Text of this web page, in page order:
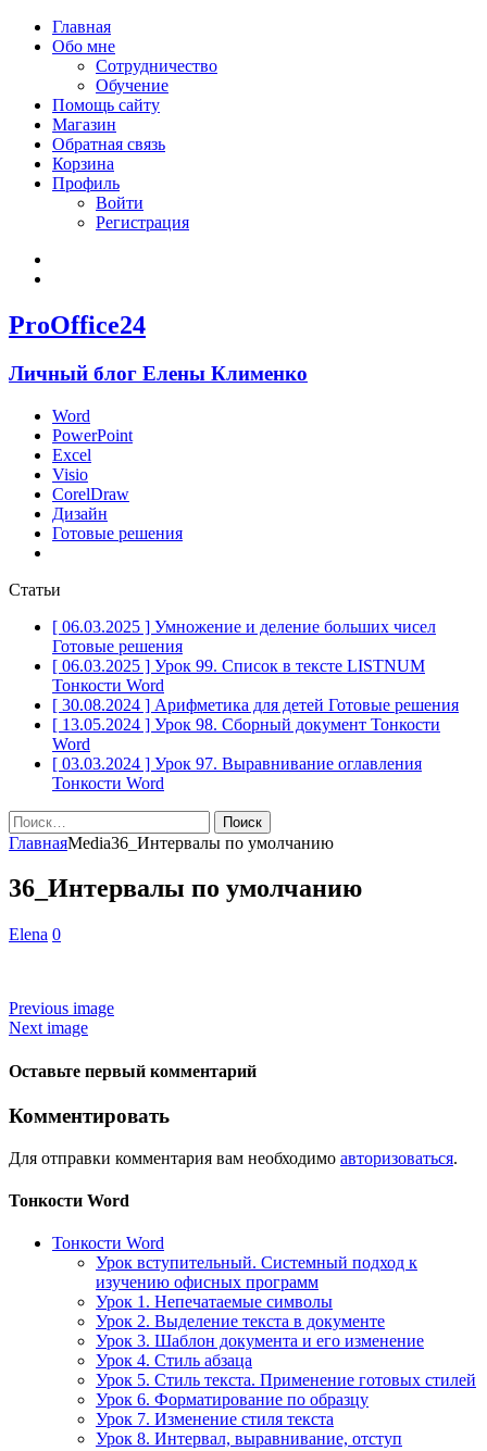
Главная
Обо мне
Сотрудничество
Обучение
Помощь сайту
Магазин
Обратная связь
Корзина
Профиль
Войти
Регистрация
ProOffice24
Личный блог Елены Клименко
Word
PowerPoint
Excel
Visio
CorelDraw
Дизайн
Готовые решения
Статьи
[ 06.03.2025 ] Умножение и деление больших чисел
Готовые решения
[ 06.03.2025 ] Урок 99. Список в тексте LISTNUM
Тонкости Word
[ 30.08.2024 ] Арифметика для детей Готовые решения
[ 13.05.2024 ] Урок 98. Сборный документ Тонкости
Word
[ 03.03.2024 ] Урок 97. Выравнивание оглавления
Тонкости Word
Найти:
ГлавнаяMedia36_Интервалы по умолчанию
36_Интервалы по умолчанию
Elena 0
Previous image
Next image
Оставьте первый комментарий
Комментировать
Для отправки комментария вам необходимо авторизоваться.
Тонкости Word
Тонкости Word
Урок вступительный. Системный подход к
изучению офисных программ
Урок 1. Непечатаемые символы
Урок 2. Выделение текста в документе
Урок 3. Шаблон документа и его изменение
Урок 4. Стиль абзаца
Урок 5. Стиль текста. Применение готовых стилей
Урок 6. Форматирование по образцу
Урок 7. Изменение стиля текста
Урок 8. Интервал, выравнивание, отступ